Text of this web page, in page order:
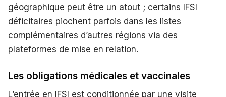
géographique peut être un atout ; certains IFSI
déficitaires piochent parfois dans les listes
complémentaires d’autres régions via des
plateformes de mise en relation.
Les obligations médicales et vaccinales
L’entrée en IFSI est conditionnée par une visite